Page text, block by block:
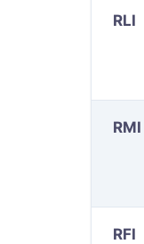
RLI
RMI
RFI